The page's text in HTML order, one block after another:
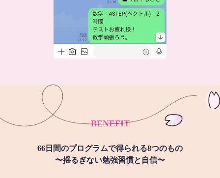
BENEFIT
66日間のプログラムで得られる8つのもの
〜揺るぎない勉強習慣と自信〜